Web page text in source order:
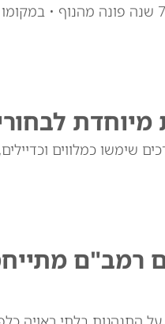
המבנה המיתולוגי שהציף את השכונות בריח קפה במשך 70
אברכים שימשו כמלווים
רמב"ם